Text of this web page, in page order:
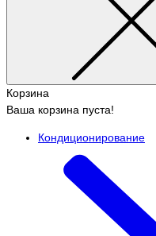
Корзина
Ваша корзина пуста!
Кондиционирование